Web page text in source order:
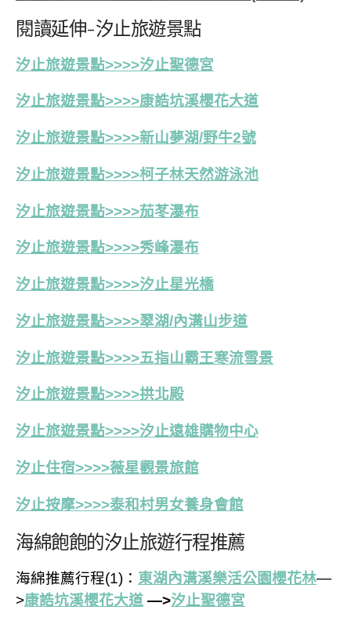
閱讀延伸-汐止旅遊景點
汐止旅遊景點>>>>汐止聖德宮
汐止旅遊景點>>>>康誥坑溪櫻花大道
汐止旅遊景點>>>>新山夢湖/野牛2號
汐止旅遊景點>>>>柯子林天然游泳池
汐止旅遊景點>>>>茄苳瀑布
汐止旅遊景點>>>>秀峰瀑布
汐止旅遊景點>>>>汐止星光橋
汐止旅遊景點>>>>翠湖/內溝山步道
汐止旅遊景點>>>>五指山霸王寒流雪景
汐止旅遊景點>>>>拱北殿
汐止旅遊景點>>>>汐止遠雄購物中心
汐止住宿>>>>薇星觀景旅館
汐止按摩>>>>泰和村男女養身會館
海綿飽飽的汐止旅遊行程推薦
海綿推薦行程(1)： 東湖內溝溪樂活公園櫻花林—
>康誥坑溪櫻花大道 —>汐止聖德宮